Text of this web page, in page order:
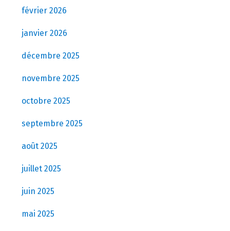
février 2026
janvier 2026
décembre 2025
novembre 2025
octobre 2025
septembre 2025
août 2025
juillet 2025
juin 2025
mai 2025